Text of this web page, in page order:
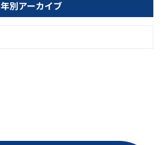
年別アーカイブ